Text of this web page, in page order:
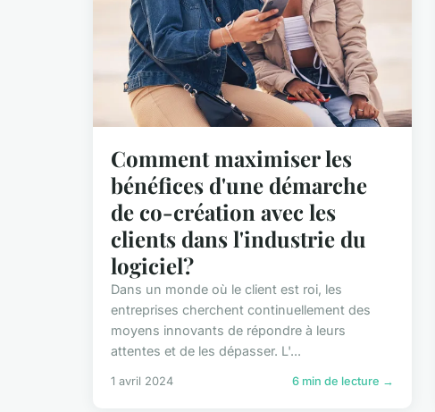
Comment maximiser les
bénéfices d'une démarche
de co-création avec les
clients dans l'industrie du
logiciel?
Dans un monde où le client est roi, les
entreprises cherchent continuellement des
moyens innovants de répondre à leurs
attentes et de les dépasser. L'...
1 avril 2024 6 min de lecture →